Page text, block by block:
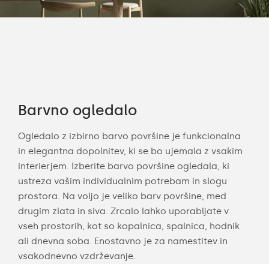
Barvno ogledalo
Ogledalo z izbirno barvo površine je funkcionalna
in elegantna dopolnitev, ki se bo ujemala z vsakim
interierjem. Izberite barvo površine ogledala, ki
ustreza vašim individualnim potrebam in slogu
prostora. Na voljo je veliko barv površine, med
drugim zlata in siva. Zrcalo lahko uporabljate v
vseh prostorih, kot so kopalnica, spalnica, hodnik
ali dnevna soba. Enostavno je za namestitev in
vsakodnevno vzdrževanje.